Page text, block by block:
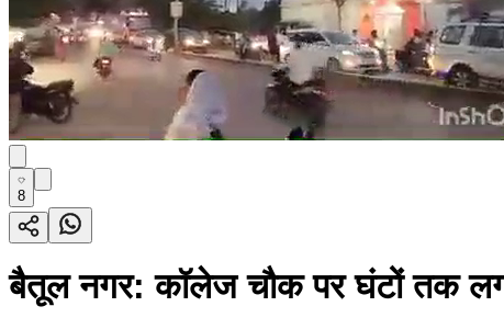
8
बैतूल नगर: कॉलेज चौक पर घंटों तक